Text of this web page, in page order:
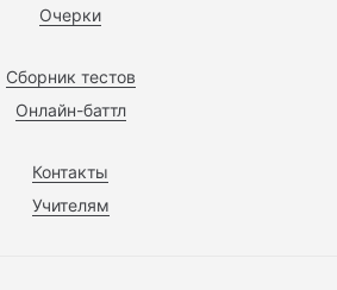
Очерки
Сборник тестов
Онлайн-баттл
Контакты
Учителям